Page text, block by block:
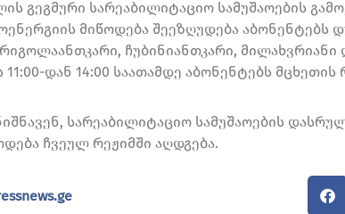
გეგმური სარეაბილიტაციო სამუშაოების
მიწოდება შეეზღუდება აბონენტებს
ჩუბინიანთკარი, მილახვრიანი
დან 14:00 საათამდე აბონენტებს
სარეაბილიტაციო სამუშაოების
ჩვეულ რეჟიმში აღდგება.